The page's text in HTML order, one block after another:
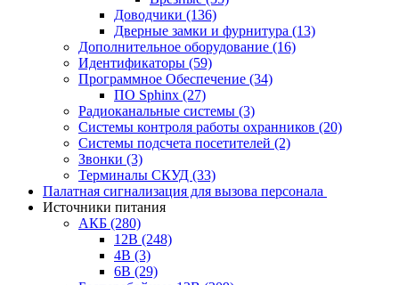
Доводчики (136)
Дверные замки и фурнитура (13)
Дополнительное оборудование (16)
Идентификаторы (59)
Программное Обеспечение (34)
ПО Sphinx (27)
Радиоканальные системы (3)
Системы контроля работы охранников (20)
Системы подсчета посетителей (2)
Звонки (3)
Терминалы СКУД (33)
Палатная сигнализация для вызова персонала
Источники питания
АКБ (280)
12В (248)
4В (3)
6В (29)